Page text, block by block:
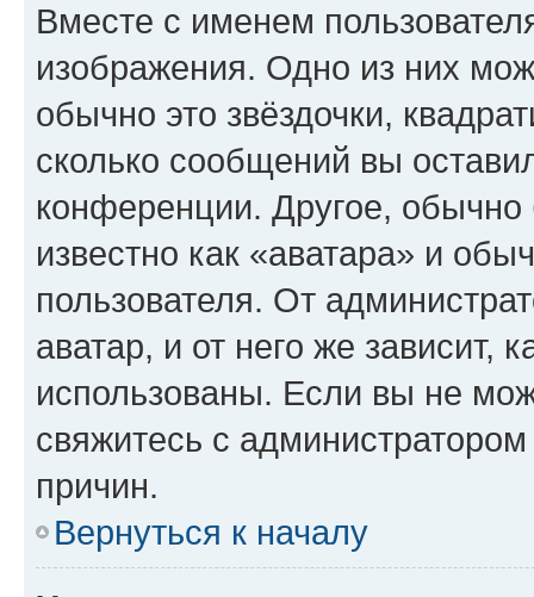
Вместе с именем
изображения. Одно из них
обычно это звёздочки,
сколько сообщений вы
конференции. Другое,
известно как «аватара» и
пользователя. От
аватар, и от него же зависит,
использованы. Если вы не
свяжитесь с
причин.
Вернуться к началу